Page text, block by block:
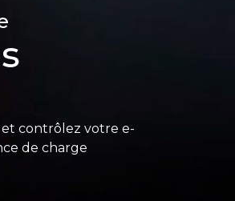
contrôlez votre e-
de charge